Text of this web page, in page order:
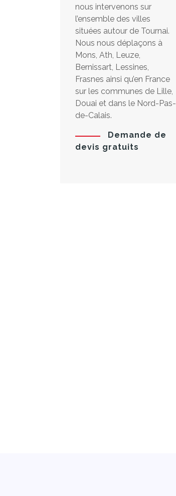
nous intervenons sur
l’ensemble des villes
situées autour de Tournai.
Nous nous déplaçons à
Mons, Ath, Leuze,
Bernissart, Lessines,
Frasnes ainsi qu’en France
sur les communes de Lille,
Douai et dans le Nord-Pas-
de-Calais.
Demande de
devis gratuits